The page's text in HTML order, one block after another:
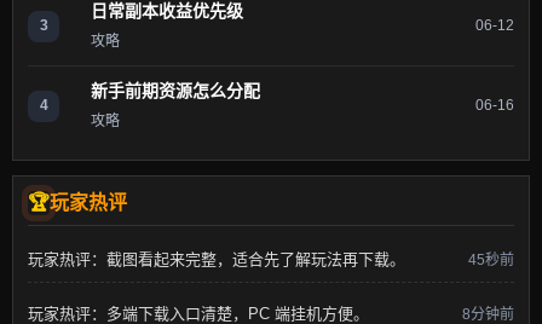
3
日常副本收益优先级
攻略
06-12
4
新手前期资源怎么分配
攻略
06-16
玩家热评
玩家热评：截图看起来完整，适合先了解玩法再下载。 45秒前
玩家热评：多端下载入口清楚，PC 端挂机方便。 8分钟前